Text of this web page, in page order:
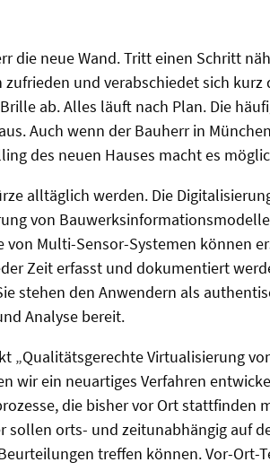
die neue Wand. Tritt einen Schritt
und verabschiedet sich kurz
ab. Alles läuft nach Plan. Die
Auch wenn der Bauherr in
des neuen Hauses macht es
alltäglich werden. Die
von
von Multi-Sensor-Systemen können
Zeit erfasst und dokumentiert
stehen den Anwendern als
Analyse bereit.
„Qualitätsgerechte Virtualisierung
wir ein neuartiges Verfahren
die bisher vor Ort stattfinden
sollen orts- und zeitunabhängig auf
treffen können. Vor-Ort-